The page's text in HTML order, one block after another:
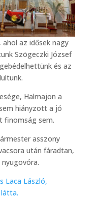
az idősek nagy
Szögeczki József
és az
Halmajon a
hiányzott a jó
finomság sem.
asszony
után fáradtan,
Laca László,